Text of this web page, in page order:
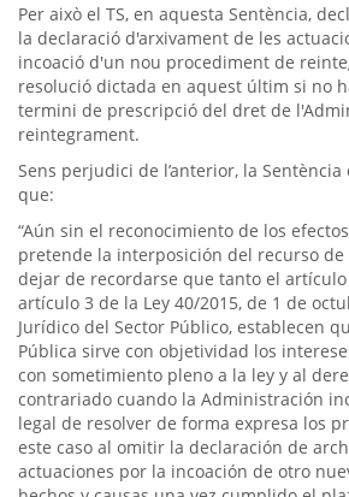
Per això el TS, en aquesta Sentència,
la declaració d'arxivament de les
incoació d'un nou procediment de
resolució dictada en aquest últim si no
termini de prescripció del dret de
reintegrament.
Sens perjudici de l’anterior, la
que:
“Aún sin el reconocimiento de los
pretende la interposición del recurso de
dejar de recordarse que tanto el artículo
artículo 3 de la Ley 40/2015, de 1 de
Jurídico del Sector Público, establecen
Pública sirve con objetividad los
con sometimiento pleno a la ley y al
contrariado cuando la Administración
legal de resolver de forma expresa los
este caso al omitir la declaración de
actuaciones por la incoación de otro